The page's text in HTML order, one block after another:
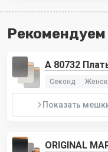
Секонд
Показать
ORIGINAL